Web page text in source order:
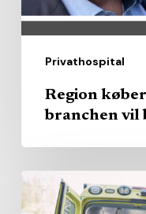
Privathospital
modellen
Region
branchen vil
AI
skal